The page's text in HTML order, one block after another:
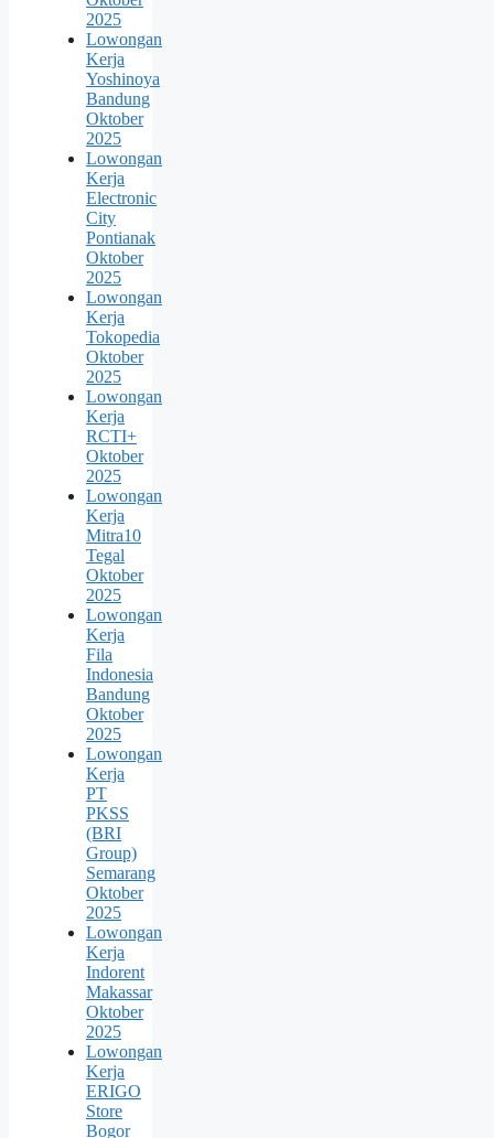
2025
Lowongan
Kerja
Yoshinoya
Bandung
Oktober
2025
Lowongan
Kerja
Electronic
City
Pontianak
Oktober
2025
Lowongan
Kerja
Tokopedia
Oktober
2025
Lowongan
Kerja
RCTI+
Oktober
2025
Lowongan
Kerja
Mitra10
Tegal
Oktober
2025
Lowongan
Kerja
Fila
Indonesia
Bandung
Oktober
2025
Lowongan
Kerja
PT
PKSS
(BRI
Group)
Semarang
Oktober
2025
Lowongan
Kerja
Indorent
Makassar
Oktober
2025
Lowongan
Kerja
ERIGO
Store
Bogor